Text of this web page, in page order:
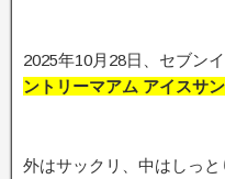
2025年10月28日、セブン
ントリーマアム アイスサ
外はサックリ、中はしっ